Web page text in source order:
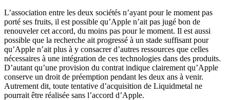
L’association entre les deux sociétés n’ayant pour le moment pas
porté ses fruits, il est possible qu’Apple n’ait pas jugé bon de
renouveler cet accord, du moins pas pour le moment. Il est aussi
possible que la recherche ait progressé à un stade suffisant pour
qu’Apple n’ait plus à y consacrer d’autres ressources que celles
nécessaires à une intégration de ces technologies dans des produits.
D’autant qu’une provision du contrat indique clairement qu’Apple
conserve un droit de préemption pendant les deux ans à venir.
Autrement dit, toute tentative d’acquisition de Liquidmetal ne
pourrait être réalisée sans l’accord d’Apple.